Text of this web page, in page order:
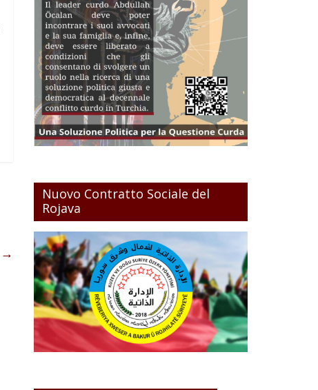
→
Nuovo Contratto Sociale del
Rojava